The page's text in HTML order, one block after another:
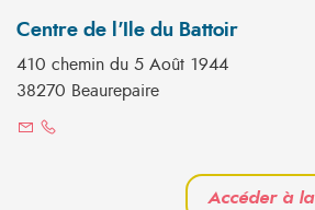
Centre de l'Ile du Battoir
410 chemin du 5 Août 1944
38270 Beaurepaire
Accéder à